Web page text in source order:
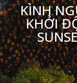
KÌNH
KHỞI